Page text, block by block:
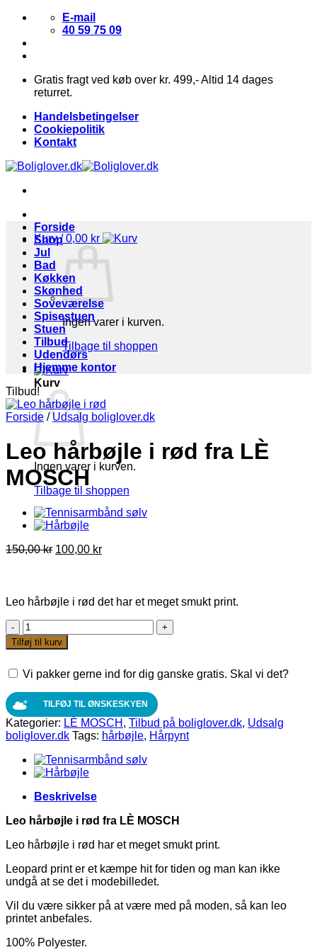
Fortsæt
indhold
E-mail
40 59 75 09
Gratis fragt ved køb over kr. 499,- Altid 14 dages
returret.
Handelsbetingelser
Cookiepolitik
Kontakt
Kurv /0,00 kr
Ingen varer i kurven.
Tilbage til shoppen
Kurv
Ingen varer i kurven.
Tilbage til shoppen
Forside
Shop
Jul
Bad
Køkken
Skønhed
Soveværelse
Spisestuen
Stuen
Tilbud
Udendørs
Hjemme kontor
Tilbud!
Forside / Udsalg boliglover.dk
Leo hårbøjle i rød fra LÈ
MOSCH
150,00kr Den
150,00 kr.
100,00 krDen
100,00 kr.
Leo hårbøjle i rød det har et meget smukt print.
Leo
hårbøjle
i
fra
MOSCH
antal
Tilføj til kurv
Vi pakker gerne ind for dig ganske gratis. Skal vi det?
TILFØJ TIL ØNSKESKYEN
Kategorier: LÈ MOSCH , Tilbud på boliglover.dk, Udsalg
boliglover.dk Tags: hårbøjle, Hårpynt
Beskrivelse
Leo hårbøjle i rød fra LÈ MOSCH
Leo hårbøjle i rød har et meget smukt print.
Leopard print er et kæmpe hit for tiden og man kan ikke
undgå at se det i modebilledet.
Vil du være sikker på at være med på moden, så kan leo
printet anbefales.
100% Polyester.